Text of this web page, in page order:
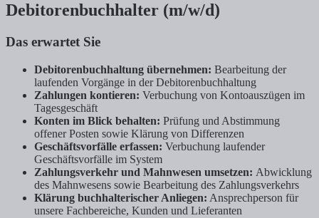
Debitorenbuchhalter (m/w/d)
Das erwartet Sie
Debitorenbuchhaltung übernehmen: Bearbeitung der
laufenden Vorgänge in der Debitorenbuchhaltung
Zahlungen kontieren: Verbuchung von Kontoauszügen im
Tagesgeschäft
Konten im Blick behalten: Prüfung und Abstimmung
offener Posten sowie Klärung von Differenzen
Geschäftsvorfälle erfassen: Verbuchung laufender
Geschäftsvorfälle im System
Zahlungsverkehr und Mahnwesen umsetzen: Abwicklung
des Mahnwesens sowie Bearbeitung des Zahlungsverkehrs
Klärung buchhalterischer Anliegen: Ansprechperson für
unsere Fachbereiche, Kunden und Lieferanten